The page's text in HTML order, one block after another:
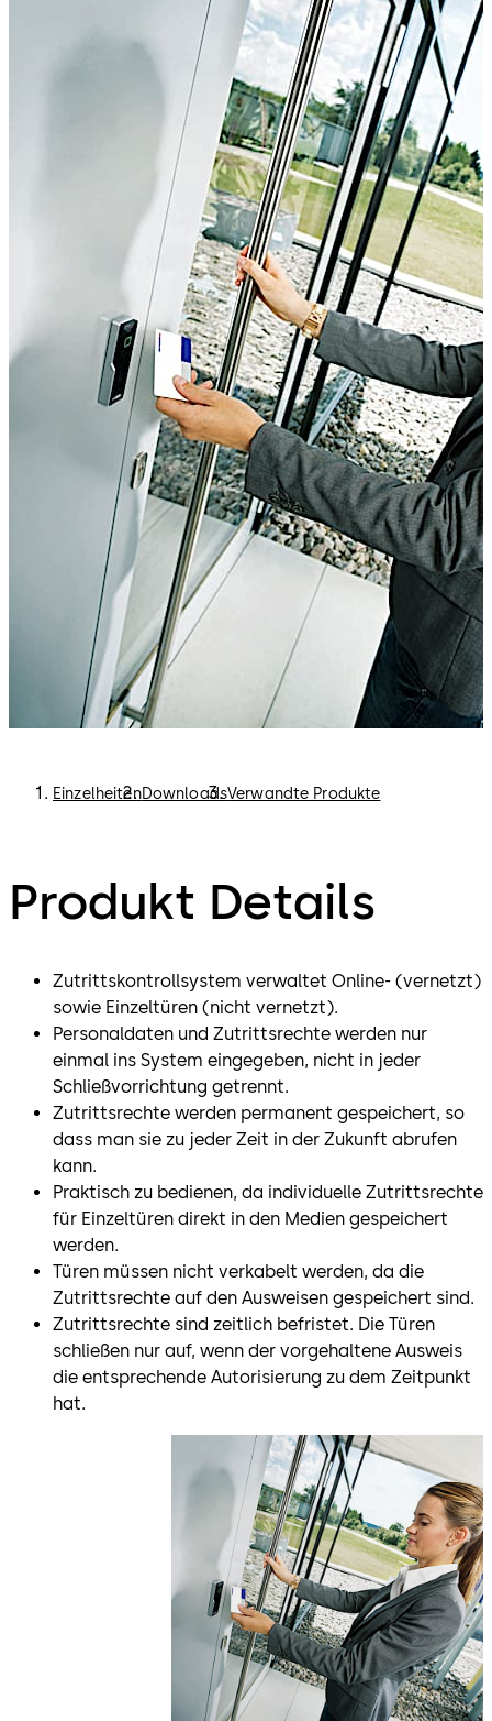
aktualisieren oder um das Ereignisprotokoll auszulesen.
Die Benutzer erhalten ihre Zutrittsrechte an Update-
Lesern, die an zentralen Standorten angebracht sind, z.B.
am Personaleingang, im Liftbereich oder in der Kantine.
Durch diesen Prozess werden die Betriebskosten niedrig
Um das Sicherheitsrisiko bei einem verlorenen oder
gestohlenen Ausweis zu vermindern, werden
Zutrittsrechte für begrenzte Zeiträume erteilt. Ausweise
erhalten automatisch einen Gültigkeitsstempel beim
Eintritt (Validierung), der beim Austritt wieder entzogen
werden kann.
EinzelheitenDownloadsVerwandte Produkte
Produkt Details
Zutrittskontrollsystem verwaltet Online- (vernetzt)
sowie Einzeltüren (nicht vernetzt).
Personaldaten und Zutrittsrechte werden nur
einmal ins System eingegeben, nicht in jeder
Schließvorrichtung getrennt.
Zutrittsrechte werden permanent gespeichert, so
dass man sie zu jeder Zeit in der Zukunft abrufen
kann.
Praktisch zu bedienen, da individuelle Zutrittsrechte
für Einzeltüren direkt in den Medien gespeichert
werden.
Türen müssen nicht verkabelt werden, da die
Zutrittsrechte auf den Ausweisen gespeichert sind.
Zutrittsrechte sind zeitlich befristet. Die Türen
schließen nur auf, wenn der vorgehaltene Ausweis
die entsprechende Autorisierung zu dem Zeitpunkt
hat.